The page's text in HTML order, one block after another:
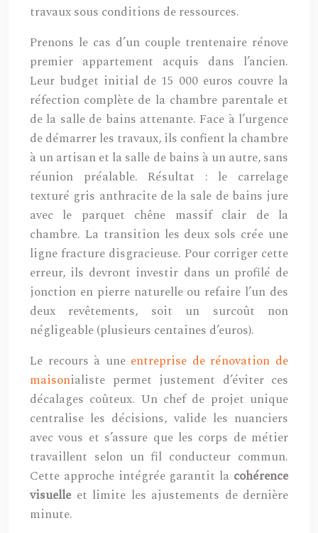
travaux sous conditions de ressources.
Prenons le cas d’un couple trentenaire rénove
premier appartement acquis dans l’ancien.
Leur budget initial de 15 000 euros couvre la
réfection complète de la chambre parentale et
de la salle de bains attenante. Face à l’urgence
de démarrer les travaux, ils confient la chambre
à un artisan et la salle de bains à un autre, sans
réunion préalable. Résultat : le carrelage
texturé gris anthracite de la sale de bains jure
avec le parquet chêne massif clair de la
chambre. La transition les deux sols crée une
ligne fracture disgracieuse. Pour corriger cette
erreur, ils devront investir dans un profilé de
jonction en pierre naturelle ou refaire l’un des
deux revêtements, soit un surcoût non
négligeable (plusieurs centaines d’euros).
Le recours à une entreprise de rénovation de
maisonialiste permet justement d’éviter ces
décalages coûteux. Un chef de projet unique
centralise les décisions, valide les nuanciers
avec vous et s’assure que les corps de métier
travaillent selon un fil conducteur commun.
Cette approche intégrée garantit la cohérence
visuelle et limite les ajustements de dernière
minute.